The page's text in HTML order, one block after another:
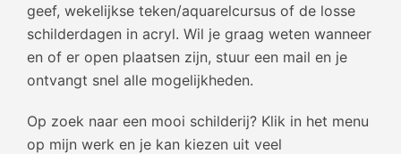
geef, wekelijkse teken/aquarelcursus of de losse
schilderdagen in acryl. Wil je graag weten wanneer
en of er open plaatsen zijn, stuur een mail en je
ontvangt snel alle mogelijkheden.
Op zoek naar een mooi schilderij? Klik in het menu
op mijn werk en je kan kiezen uit veel